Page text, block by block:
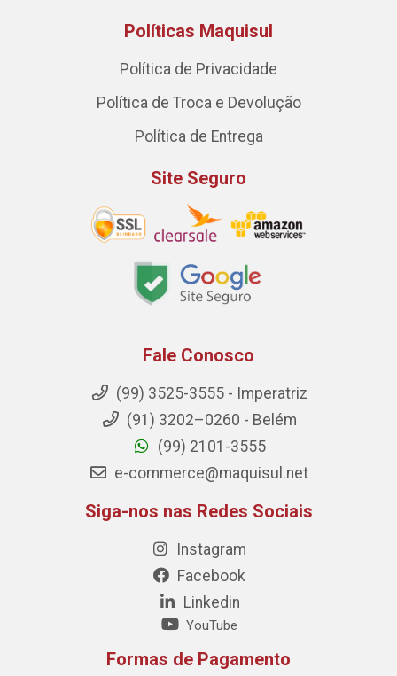
Políticas Maquisul
Política de Privacidade
Política de Troca e Devolução
Política de Entrega
Site Seguro
Fale Conosco
(99) 3525-3555 - Imperatriz
(91) 3202–0260 - Belém
(99) 2101-3555
e-commerce@maquisul.net
Siga-nos nas Redes Sociais
Instagram
Facebook
Linkedin
YouTube
Formas de Pagamento